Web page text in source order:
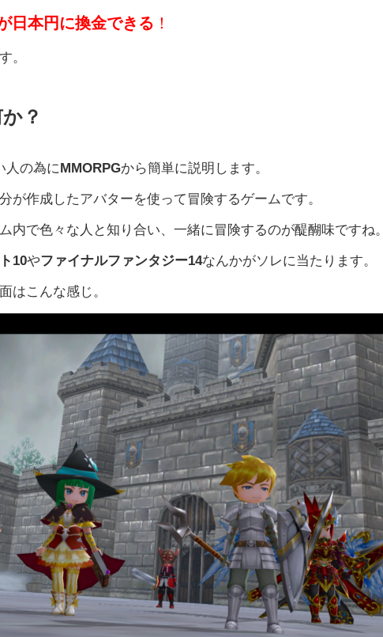
日本円に換金できる ！
。
？
人の為にMMORPGから簡単に説明します。
が作成したアバターを使って冒険するゲームです。
内で色々な人と知り合い、一緒に冒険するのが醍醐味ですね。
10やファイナルファンタジー14なんかがソレに当たります。
はこんな感じ。